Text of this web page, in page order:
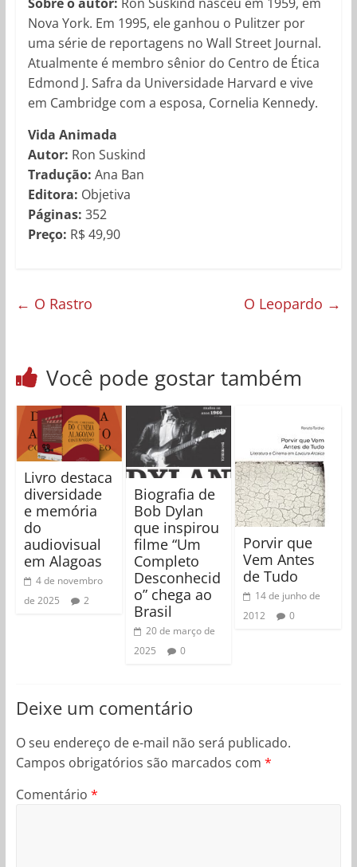
Nova York. Em 1995, ele ganhou o Pulitzer por
uma série de reportagens no Wall Street Journal.
Atualmente é membro sênior do Centro de Ética
Edmond J. Safra da Universidade Harvard e vive
em Cambridge com a esposa, Cornelia Kennedy.
Vida Animada
Autor: Ron Suskind
Tradução: Ana Ban
Editora: Objetiva
Páginas: 352
Preço: R$ 49,90
← O Rastro O Leopardo →
Você pode gostar também
Livro destaca
diversidade
e memória
do
audiovisual
em Alagoas
4 de novembro
de 2025
2
Biografia de
Bob Dylan
que inspirou
filme “Um
Completo
Desconhecid
o” chega ao
Brasil
20 de março de
2025
0
Porvir que
Vem Antes
de Tudo
14 de junho de
2012
0
Deixe um comentário
O seu endereço de e-mail não será publicado.
Campos obrigatórios são marcados com *
Comentário *